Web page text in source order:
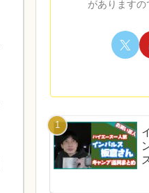
がありますの